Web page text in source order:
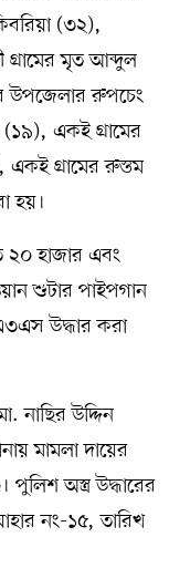
(৩২),
গ্রামের মৃত আব্দুল
উপজেলার রুপচেং
একই গ্রামের
গ্রামের রুস্তম
হয়।
২০ হাজার এবং
শুটার পাইপগান
উদ্ধার করা
নাছির উদ্দিন
মামলা দায়ের
অস্ত্র উদ্ধারের
নং-১৫, তারিখ